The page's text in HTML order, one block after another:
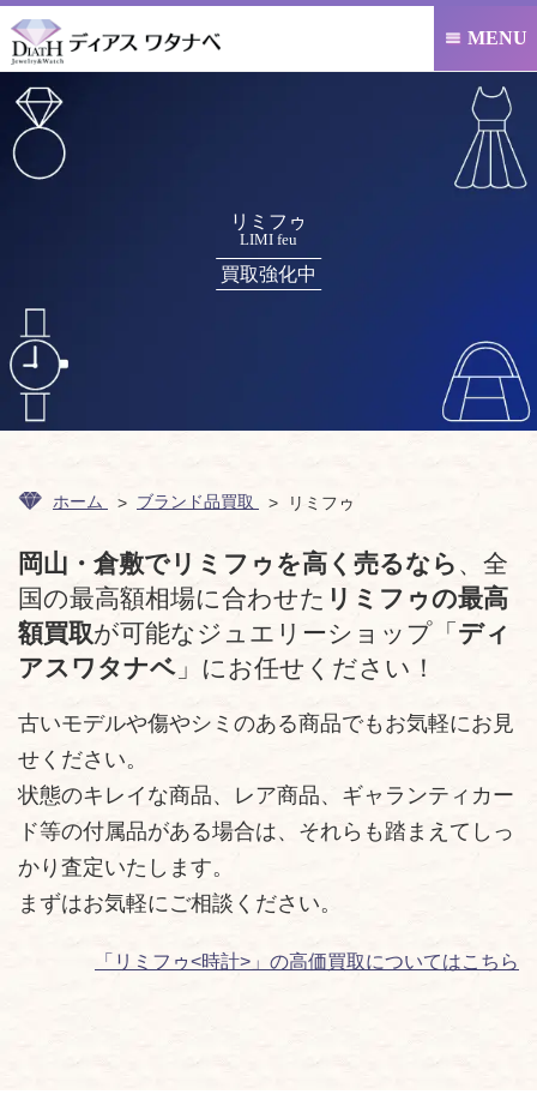
 MENU
リミフゥ
LIMI feu
買取強化中
ホーム ブランド品買取 リミフゥ
岡山・倉敷でリミフゥを高く売るなら 、全
国の最高額相場に合わせた リミフゥの最高
額買取が可能なジュエリーショップ「 ディ
アスワタナベ 」にお任せください！
古いモデルや傷やシミのある商品でもお気軽にお見
せください。
状態のキレイな商品、レア商品、ギャランティカー
ド等の付属品がある場合は、それらも踏まえてしっ
かり査定いたします。
まずはお気軽にご相談ください。
「リミフゥ<時計>」の高価買取についてはこちら